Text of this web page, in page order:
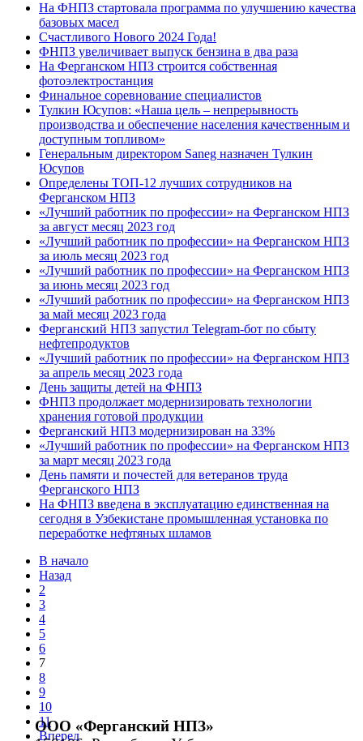
На ФНПЗ стартовала программа по улучшению качества
базовых масел
Счастливого Нового 2024 Года!
ФНПЗ увеличивает выпуск бензина в два раза
На Ферганском НПЗ строится собственная
фотоэлектростанция
Финальное соревнование специалистов
Тулкин Юсупов: «Наша цель – непрерывность
производства и обеспечение населения качественным и
доступным топливом»
Генеральным директором Saneg назначен Тулкин
Юсупов
Определены ТОП-12 лучших сотрудников на
Ферганском НПЗ
«Лучший работник по профессии» на Ферганском НПЗ
за август месяц 2023 год
«Лучший работник по профессии» на Ферганском НПЗ
за июль месяц 2023 год
«Лучший работник по профессии» на Ферганском НПЗ
за июнь месяц 2023 год
«Лучший работник по профессии» на Ферганском НПЗ
за май месяц 2023 года
Ферганский НПЗ запустил Telegram-бот по сбыту
нефтепродуктов
«Лучший работник по профессии» на Ферганском НПЗ
за апрель месяц 2023 года
День защиты детей на ФНПЗ
ФНПЗ продолжает модернизировать технологии
хранения готовой продукции
Ферганский НПЗ модернизирован на 33%
«Лучший работник по профессии» на Ферганском НПЗ
за март месяц 2023 года
День памяти и почестей для ветеранов труда
Ферганского НПЗ
На ФНПЗ введена в эксплуатацию единственная на
сегодня в Узбекистане промышленная установка по
переработке нефтяных шламов
В начало
Назад
2
3
4
5
6
7
8
9
10
11
Вперед
ООО «Ферганский НПЗ»